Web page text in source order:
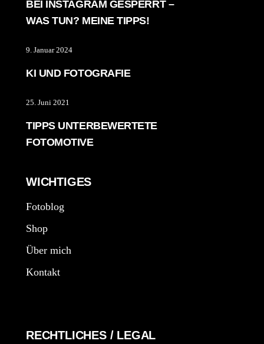
BEI INSTAGRAM GESPERRT –
WAS TUN? MEINE TIPPS!
9. Januar 2024
KI UND FOTOGRAFIE
25. Juni 2021
TIPPS UNTERBEWERTETE
FOTOMOTIVE
WICHTIGES
Fotoblog
Shop
Über mich
Kontakt
RECHTLICHES / LEGAL